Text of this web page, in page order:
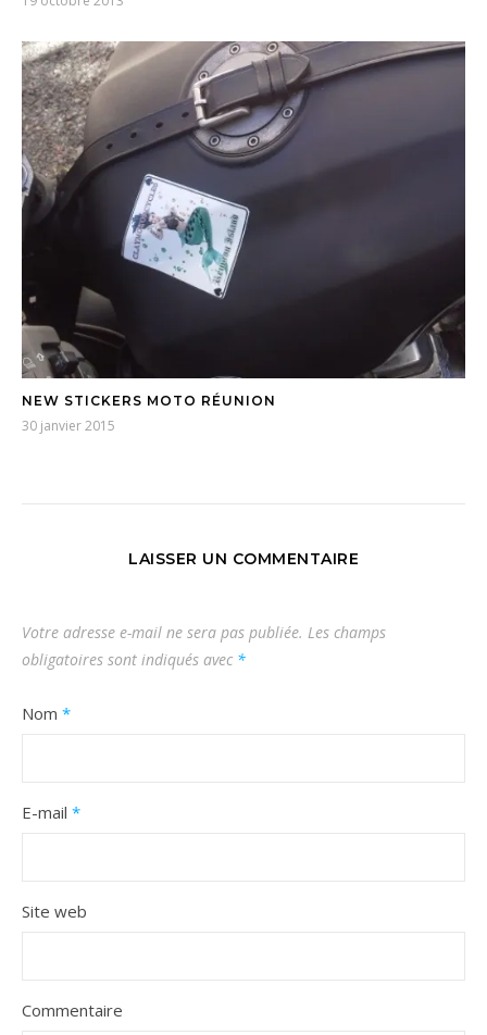
NEW STICKERS MOTO RÉUNION
30 janvier 2015
LAISSER UN COMMENTAIRE
Votre adresse e-mail ne sera pas publiée. Les champs
obligatoires sont indiqués avec *
Nom *
E-mail *
Site web
Commentaire